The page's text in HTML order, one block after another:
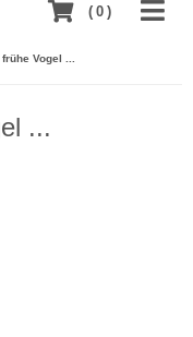
( 0 )
Vogel ...
...